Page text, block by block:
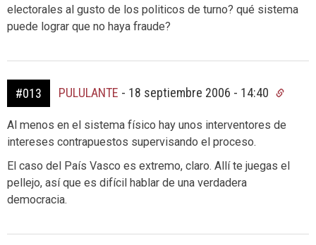
electorales al gusto de los politicos de turno? qué sistema
puede lograr que no haya fraude?
#013 PULULANTE - 18 septiembre 2006 - 14:40
Al menos en el sistema físico hay unos interventores de
intereses contrapuestos supervisando el proceso.
El caso del País Vasco es extremo, claro. Allí te juegas el
pellejo, así que es difícil hablar de una verdadera
democracia.